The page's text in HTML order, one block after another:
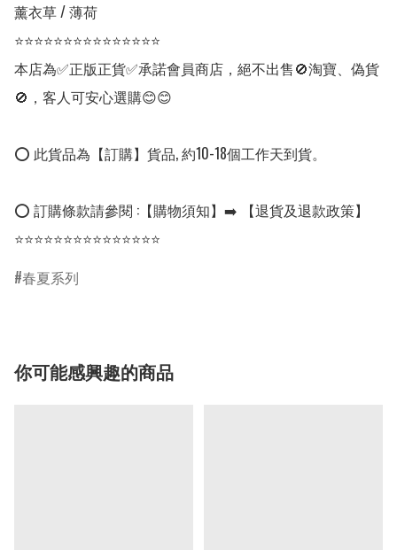
薰衣草 / 薄荷
⭐⭐⭐⭐⭐⭐⭐⭐⭐⭐⭐⭐⭐⭐⭐
本店為✅正版正貨✅承諾會員商店，絕不出售🚫淘寶、偽貨
🚫，客人可安心選購😊😊
⭕ 此貨品為【訂購】貨品, 約10-18個工作天到貨。
⭕ 訂購條款請參閱 :【購物須知】➡️ 【退貨及退款政策】
⭐⭐⭐⭐⭐⭐⭐⭐⭐⭐⭐⭐⭐⭐⭐
春夏系列
你可能感興趣的商品